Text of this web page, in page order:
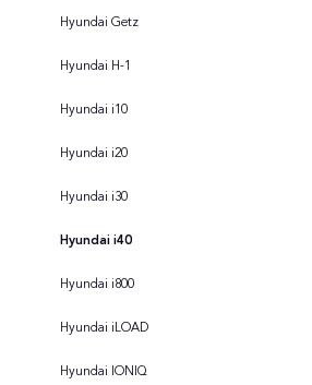
Hyundai Getz
Hyundai H-1
Hyundai i10
Hyundai i20
Hyundai i30
Hyundai i40
Hyundai i800
Hyundai iLOAD
Hyundai IONIQ